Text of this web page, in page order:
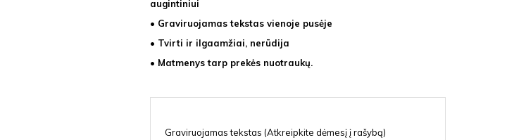
augintiniui
• Graviruojamas tekstas vienoje pusėje
• Tvirti ir ilgaamžiai, nerūdija
• Matmenys tarp prekės nuotraukų.
Graviruojamas tekstas (Atkreipkite dėmesį į rašybą)